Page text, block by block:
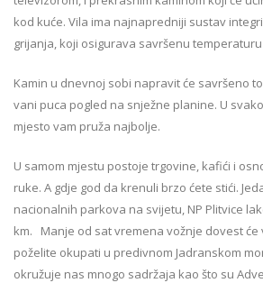
kod kuće. Vila ima najnapredniji sustav
grijanja, koji osigurava savršenu
Kamin u dnevnoj sobi napravit će savršeno
vani puca pogled na snježne planine. U
mjesto vam pruža najbolje.
U samom mjestu postoje trgovine, kafići i
ruke. A gdje god da krenuli brzo ćete stići.
nacionalnih parkova na svijetu, NP Plitvice
km. Manje od sat vremena vožnje dovest će
poželite okupati u predivnom Jadranskom
okružuje nas mnogo sadržaja kao što su